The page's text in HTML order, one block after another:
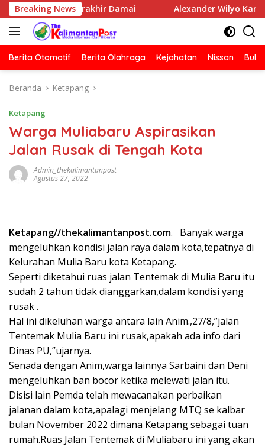
Langsung
ke
konten
Breaking News
Berakhir Damai Alexander Wilyo Kantongi SK
Berita Otomotif Berita Olahraga Kejahatan Nissan
Beranda Ketapang
Ketapang
Warga Muliabaru Aspirasikan
Jalan Rusak di Tengah Kota
Admin_thekalimantanpost
Agustus 27, 2022
Ketapang//thekalimantanpost.com. Banyak warga
mengeluhkan kondisi jalan raya dalam kota,tepatnya di
Kelurahan Mulia Baru kota Ketapang.
Seperti diketahui ruas jalan Tentemak di Mulia Baru itu
sudah 2 tahun tidak dianggarkan,dalam kondisi yang
rusak .
Hal ini dikeluhan warga antara lain Anim.,27/8,”jalan
Tentemak Mulia Baru ini rusak,apakah ada info dari
Dinas PU,”ujarnya.
Senada dengan Anim,warga lainnya Sarbaini dan Deni
mengeluhkan ban bocor ketika melewati jalan itu.
Disisi lain Pemda telah mewacanakan perbaikan
jalanan dalam kota,apalagi menjelang MTQ se kalbar
bulan November 2022 dimana Ketapang sebagai tuan
rumah.Ruas Jalan Tentemak di Muliabaru ini yang akan